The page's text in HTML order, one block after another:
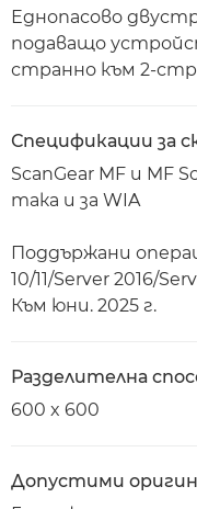
Еднопасово
подаващо
странно към 2-
Спецификации за
ScanGear MF и MF
така и за WIA
Поддържани
10/11/Server 2016/
Към юни. 2025 г.
Разделителна
600 x 600
Допустими